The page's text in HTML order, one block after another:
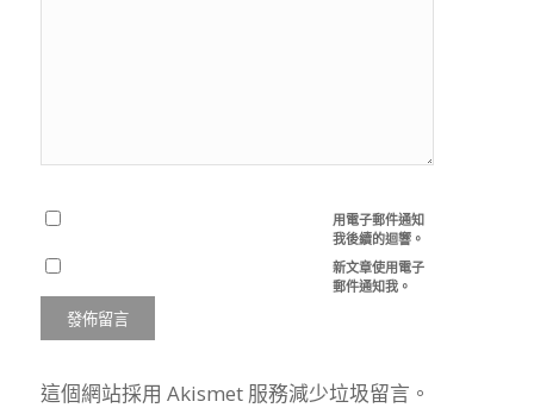
用電子郵件通知
我後續的迴響。
新文章使用電子
郵件通知我。
這個網站採用 Akismet 服務減少垃圾留言。